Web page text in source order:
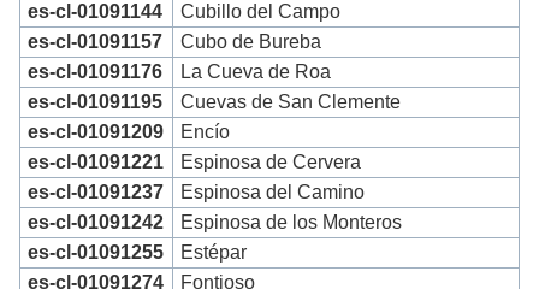
es-cl-01091144
Cubillo del Campo
es-cl-01091157
Cubo de Bureba
es-cl-01091176
La Cueva de Roa
es-cl-01091195
Cuevas de San Clemente
es-cl-01091209
Encío
es-cl-01091221
Espinosa de Cervera
es-cl-01091237
Espinosa del Camino
es-cl-01091242
Espinosa de los Monteros
es-cl-01091255
Estépar
es-cl-01091274
Fontioso